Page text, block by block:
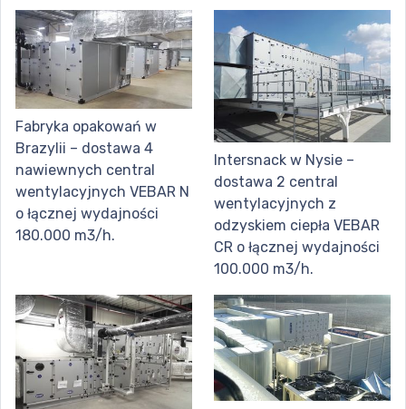
Fabryka opakowań w
Brazylii – dostawa 4
nawiewnych central
wentylacyjnych VEBAR N
o łącznej wydajności
180.000 m3/h.
Intersnack w Nysie –
dostawa 2 central
wentylacyjnych z
odzyskiem ciepła VEBAR
CR o łącznej wydajności
100.000 m3/h.